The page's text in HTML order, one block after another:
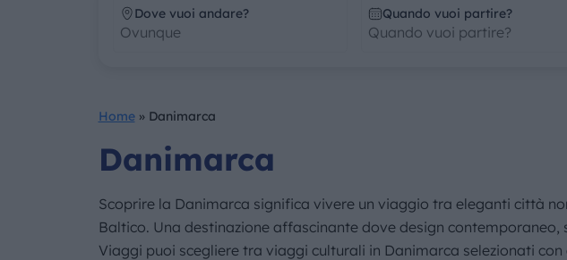
Dove vuoi andare? Quando vuoi partire?
IL
Home »Danimarca
Danimarca
Scoprire la Danimarca significa vivere un viaggio tra eleganti città
Baltico. Una destinazione affascinante dove design
Viaggi puoi scegliere tra viaggi culturali in Danimarca selezionati